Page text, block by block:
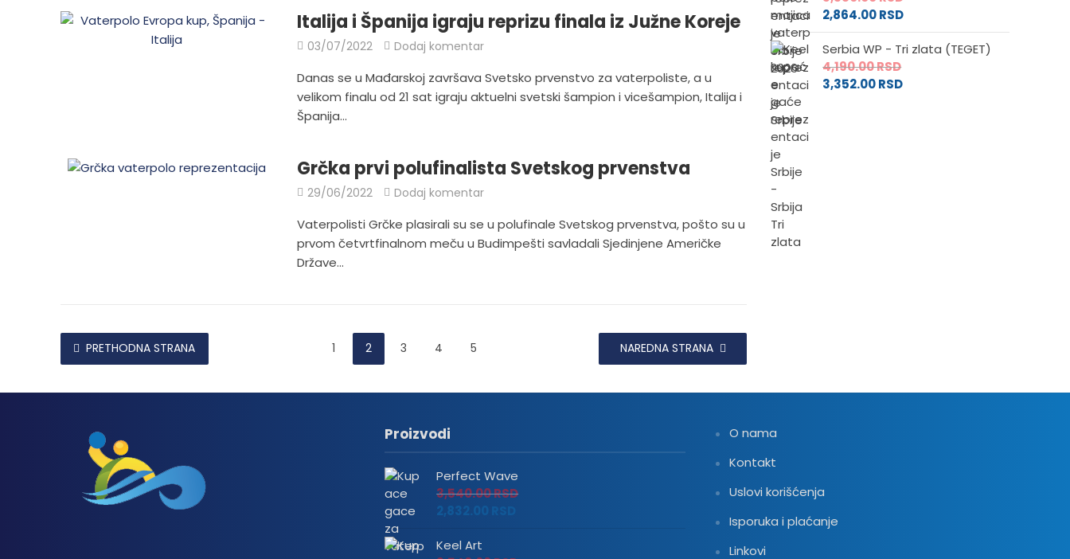
Italija i Španija igraju reprizu finala iz Južne Koreje
03/07/2022 Dodaj komentar
Danas se u Mađarskoj završava Svetsko prvenstvo za vaterpoliste, a u
velikom finalu od 21 sat igraju aktuelni svetski šampion i vicešampion, Italija i
Španija...
Grčka prvi polufinalista Svetskog prvenstva
29/06/2022 Dodaj komentar
Vaterpolisti Grčke plasirali su se u polufinale Svetskog prvenstva, pošto su u
prvom četvrtfinalnom meču u Budimpešti savladali Sjedinjene Američke
Države...
PRETHODNA STRANA 1 2 3 4 5 NAREDNA STRANA
2,864.00RSD
Serbia WP - Tri zlata (TEGET)
4,190.00RSD
3,352.00RSD
Proizvodi
Perfect Wave
3,540.00RSD
2,832.00
Keel Art
O nama
Kontakt
Uslovi korišćenja
Isporuka i plaćanje
Linkovi